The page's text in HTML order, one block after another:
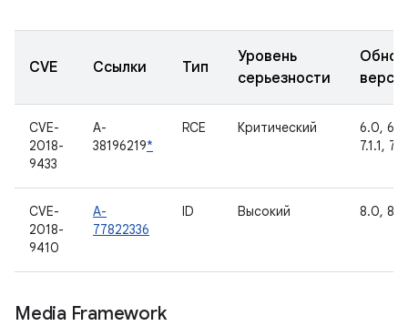
CVE Ссылки Тип
Уровень
серьезности
CVE-
2018-
9433
A-
38196219*
RCE Критический
6.0,
7.1.1,
CVE-
2018-
9410
A-
77822336
ID Высокий 8.0, 8.1
Media Framework